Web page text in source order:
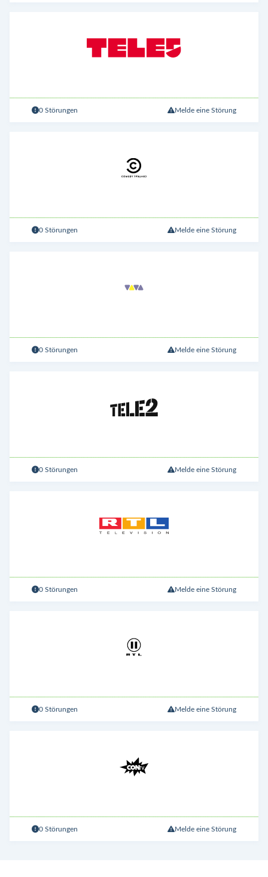
0 Störungen Melde eine Störung
0 Störungen Melde eine Störung
0 Störungen Melde eine Störung
0 Störungen Melde eine Störung
0 Störungen Melde eine Störung
0 Störungen Melde eine Störung
0 Störungen Melde eine Störung